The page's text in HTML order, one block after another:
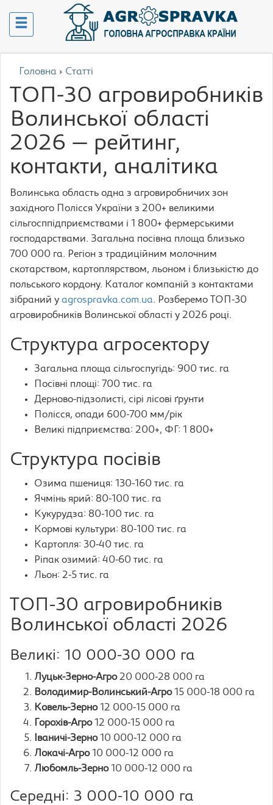
Головна › Статті
ТОП-30 агровиробників
Волинської області
2026 — рейтинг,
контакти, аналітика
Волинська область одна з агровиробничих зон
західного Полісся України з 200+ великими
сільгосппідприємствами і 1 800+ фермерськими
господарствами. Загальна посівна площа близько
700 000 га. Регіон з традиційним молочним
скотарством, картоплярством, льоном і близькістю до
польського кордону. Каталог компаній з контактами
зібраний у agrospravka.com.ua. Розберемо ТОП-30
агровиробників Волинської області у 2026 році.
Структура агросектору
Загальна площа сільгоспугідь: 900 тис. га
Посівні площі: 700 тис. га
Дерново-підзолисті, сірі лісові ґрунти
Полісся, опади 600-700 мм/рік
Великі підприємства: 200+, ФГ: 1 800+
Структура посівів
Озима пшениця: 130-160 тис. га
Ячмінь ярий: 80-100 тис. га
Кукурудза: 80-100 тис. га
Кормові культури: 80-100 тис. га
Картопля: 30-40 тис. га
Ріпак озимий: 40-60 тис. га
Льон: 2-5 тис. га
ТОП-30 агровиробників
Волинської області 2026
Великі: 10 000-30 000 га
Луцьк-Зерно-Агро20 000-28 000 га
Володимир-Волинський-Агро15 000-18 000 га
Ковель-Зерно12 000-15 000 га
Горохів-Агро12 000-15 000 га
Іваничі-Зерно10 000-12 000 га
Локачі-Агро10 000-12 000 га
Любомль-Зерно10 000-12 000 га
Середні: 3 000-10 000 га